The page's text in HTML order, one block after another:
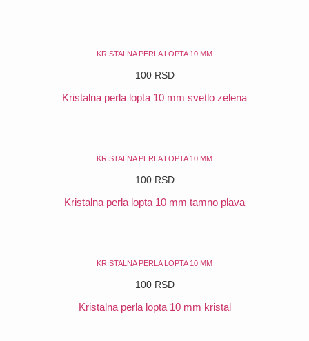
KRISTALNA PERLA LOPTA 10 MM
100 RSD
Kristalna perla lopta 10 mm svetlo zelena
KRISTALNA PERLA LOPTA 10 MM
100 RSD
Kristalna perla lopta 10 mm tamno plava
KRISTALNA PERLA LOPTA 10 MM
100 RSD
Kristalna perla lopta 10 mm kristal